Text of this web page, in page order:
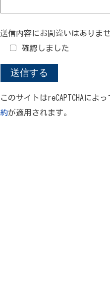
送信内容にお間違いはありま
確認しました
このサイトはreCAPTCHAによ
約が適用されます。